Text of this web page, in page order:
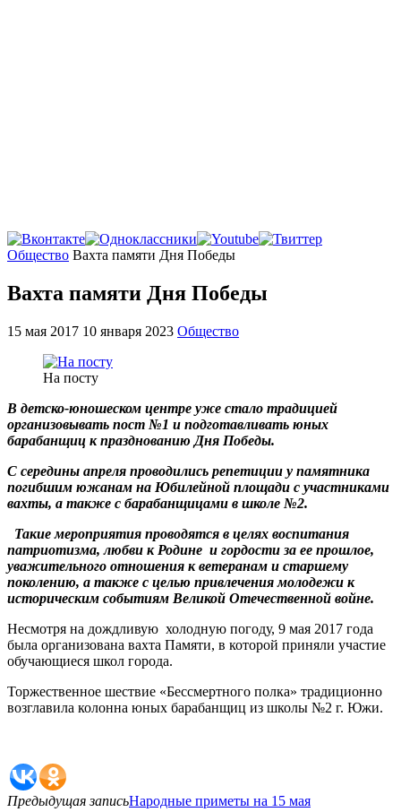
Главная
Общество Вахта памяти Дня Победы
Вахта памяти Дня Победы
15 мая 2017 10 января 2023 Общество
На посту
В детско-юношеском центре уже стало традицией
организовывать пост №1 и подготавливать юных
барабанщиц к празднованию Дня Победы.
С середины апреля проводились репетиции у памятника
погибшим южанам на Юбилейной площади с участниками
вахты, а также с барабанщицами в школе №2.
Такие мероприятия проводятся в целях воспитания
патриотизма, любви к Родине и гордости за ее прошлое,
уважительного отношения к ветеранам и старшему
поколению, а также с целью привлечения молодежи к
историческим событиям Великой Отечественной войне.
Несмотря на дождливую холодную погоду, 9 мая 2017 года
была организована вахта Памяти, в которой приняли участие
обучающиеся школ города.
Торжественное шествие «Бессмертного полка» традиционно
возглавила колонна юных барабанщиц из школы №2 г. Южи.
Предыдущая записьНародные приметы на 15 мая